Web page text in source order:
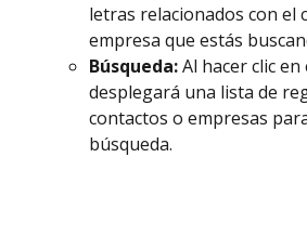
letras relacionados con el
empresa que estás
Búsqueda: Al hacer clic
desplegará una lista de
contactos o empresas
búsqueda.